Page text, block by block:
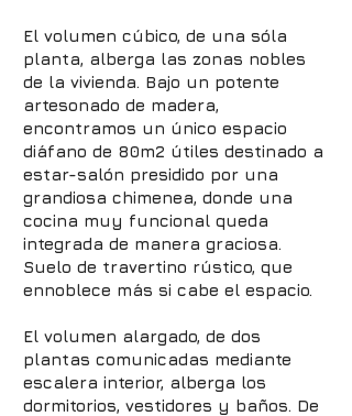
El volumen cúbico, de una sóla
planta, alberga las zonas nobles
de la vivienda. Bajo un potente
artesonado de madera,
encontramos un único espacio
diáfano de 80m2 útiles destinado a
estar-salón presidido por una
grandiosa chimenea, donde una
cocina muy funcional queda
integrada de manera graciosa.
Suelo de travertino rústico, que
ennoblece más si cabe el espacio.
El volumen alargado, de dos
plantas comunicadas mediante
escalera interior, alberga los
dormitorios, vestidores y baños. De